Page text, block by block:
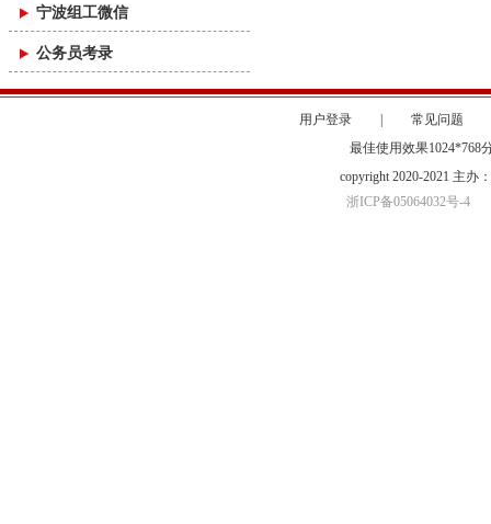
宁波组工微信
公务员考录
用户登录 常见问题
最佳使用效果1024*768
copyright 2020-2021 主
浙ICP备05064032号-4